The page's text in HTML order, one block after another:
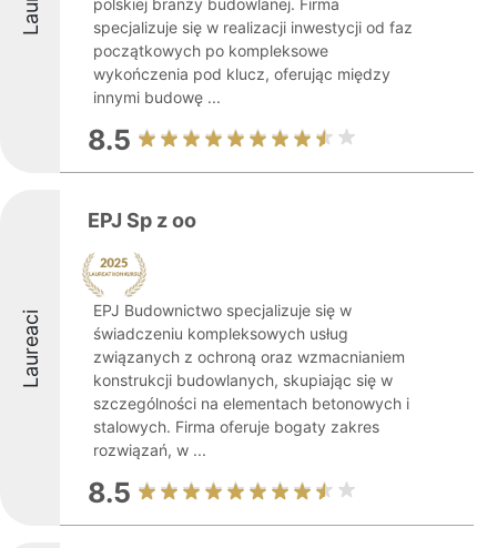
polskiej branży budowlanej. Firma
specjalizuje się w realizacji inwestycji od faz
początkowych po kompleksowe
wykończenia pod klucz, oferując między
innymi budowę ...
8.5
Laureaci
EPJ Sp z oo
EPJ Budownictwo specjalizuje się w
świadczeniu kompleksowych usług
związanych z ochroną oraz wzmacnianiem
konstrukcji budowlanych, skupiając się w
szczególności na elementach betonowych i
stalowych. Firma oferuje bogaty zakres
rozwiązań, w ...
8.5